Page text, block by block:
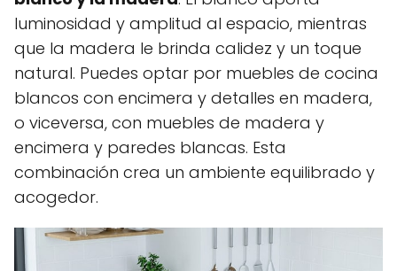
luminosidad y amplitud al espacio, mientras
que la madera le brinda calidez y un toque
natural. Puedes optar por muebles de cocina
blancos con encimera y detalles en madera,
o viceversa, con muebles de madera y
encimera y paredes blancas. Esta
combinación crea un ambiente equilibrado y
acogedor.